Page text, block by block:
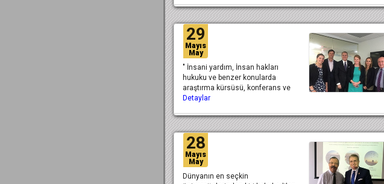
29
Mayıs
May
" İnsani yardım, İnsan hakları
hukuku ve benzer konularda
araştırma kürsüsü, konferans ve
Detaylar
28
Mayıs
May
Dünyanın en seçkin